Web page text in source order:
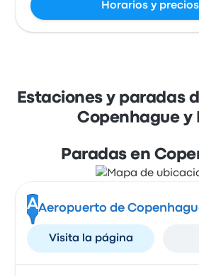
Horarios y precios
Estaciones y paradas
Copenhague y
Paradas en
AAeropuerto de
Visita la página